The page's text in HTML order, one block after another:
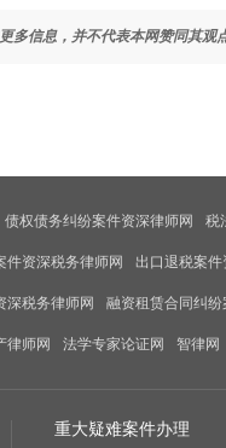
多信息，并不代表本网赞同其观
债权债务纠纷案件资深律师网 税
件资深税务律师网 出口退税案件
深税务律师网 融资租赁合同纠
律师网 法学专家论证网 智律网
重大疑难案件办理